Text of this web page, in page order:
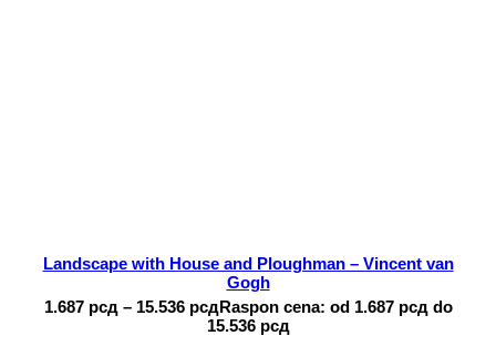
Landscape with House and Ploughman – Vincent van
Gogh
1.687 рсд – 15.536 рсдRaspon cena: od 1.687 рсд do
15.536 рсд